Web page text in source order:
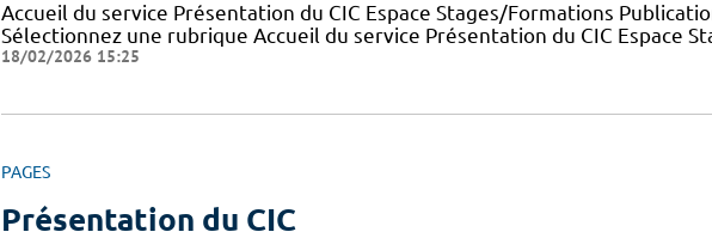
Accueil du service Présentation du CIC Espace Stages/Formations
Sélectionnez une rubrique Accueil du service Présentation du CIC Espace
18/02/2026 15:25
PAGES
Présentation du CIC